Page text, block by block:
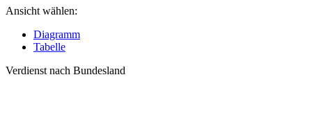
Ansicht wählen:
Diagramm
Tabelle
Verdienst nach Bundesland